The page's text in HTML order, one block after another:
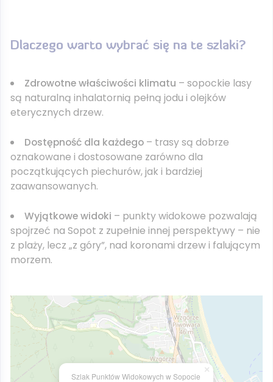
Dlaczego warto wybrać się na te szlaki?
Zdrowotne właściwości klimatu – sopockie lasy
są naturalną inhalatornią pełną jodu i olejków
eterycznych drzew.
Dostępność dla każdego– trasy są dobrze
oznakowane i dostosowane zarówno dla
początkujących piechurów, jak i bardziej
zaawansowanych.
Wyjątkowe widoki – punkty widokowe pozwalają
spojrzeć na Sopot z zupełnie innej perspektywy – nie
z plaży, lecz „z góry”, nad koronami drzew i falującym
morzem.
Szlak Punktów Widokowych w Sopocie
×